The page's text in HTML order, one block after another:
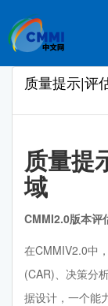
质量提示|评
质量提
域
CMMI2.0版本评
在CMMIV2.0中
(CAR)、决策分
据设计，一个能